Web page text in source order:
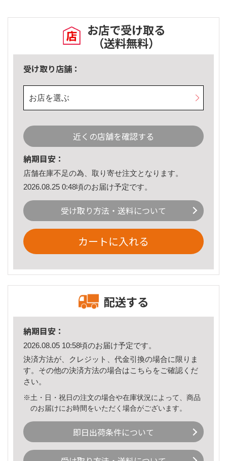
お店で受け取る
（送料無料）
受け取り店舗：
お店を選ぶ
近くの店舗を確認する
納期目安：
店舗在庫不足の為、取り寄せ注文となります。
2026.08.25 0:48頃のお届け予定です。
受け取り方法・送料について
カートに入れる
配送する
納期目安：
2026.08.05 10:58頃のお届け予定です。
決済方法が、クレジット、代金引換の場合に限りま
す。その他の決済方法の場合はこちら をご確認くだ
さい。
※土・日・祝日の注文の場合や在庫状況によって、商品
のお届けにお時間をいただく場合がございます。
即日出荷条件について